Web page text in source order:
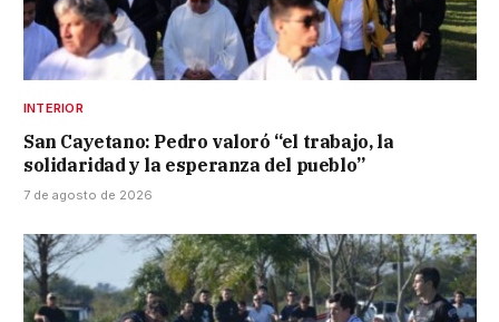
INTERIOR
San Cayetano: Pedro valoró “el trabajo, la
solidaridad y la esperanza del pueblo”
7 de agosto de 2026